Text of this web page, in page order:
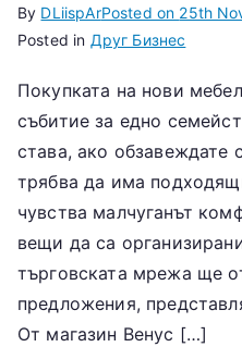
By DLiispArPosted on 25th
Posted in Друг Бизнес
Покупката на нови
събитие за едно
става, ако обзавеждате
трябва да има
чувства малчуганът
вещи да са
търговската мрежа ще
предложения,
От магазин Венус […]